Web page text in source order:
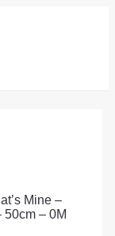
Mine –
– 0M